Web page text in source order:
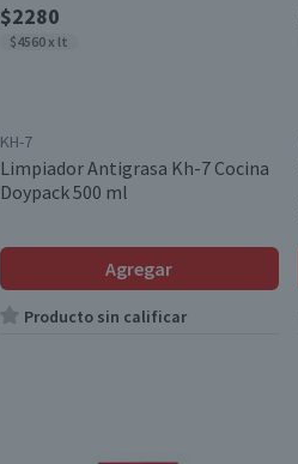
$2280
$4560 x lt
KH-7
Limpiador Antigrasa Kh-7 Cocina
Doypack 500 ml
Agregar
Producto sin calificar